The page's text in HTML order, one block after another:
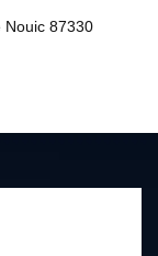
Nouic 87330